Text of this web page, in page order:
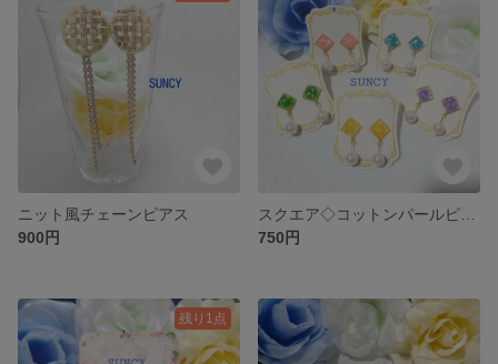
ニット風チェーンピアス
900円
750円
残り1点